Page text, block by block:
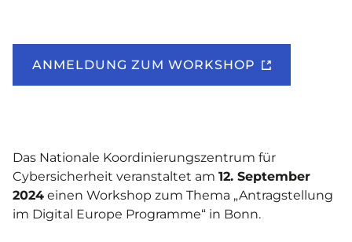
ANMELDUNG ZUM WORKSHOP
Das Nationale Koordinierungszentrum für
Cybersicherheit veranstaltet am 12. September
2024 einen Workshop zum Thema „Antragstellung
im Digital Europe Programme“ in Bonn.